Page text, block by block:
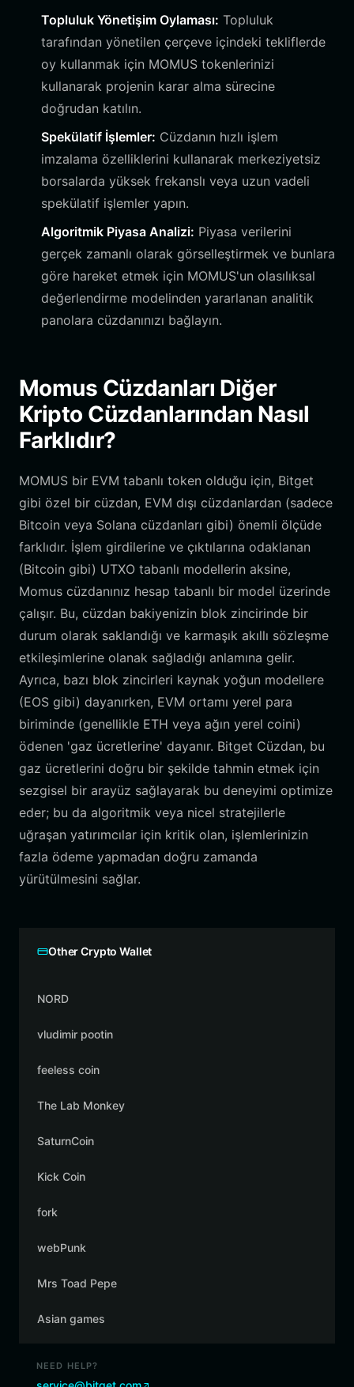
Topluluk Yönetişim Oylaması: Topluluk
tarafından yönetilen çerçeve içindeki tekliflerde
oy kullanmak için MOMUS tokenlerinizi
kullanarak projenin karar alma sürecine
doğrudan katılın.
Spekülatif İşlemler: Cüzdanın hızlı işlem
imzalama özelliklerini kullanarak merkeziyetsiz
borsalarda yüksek frekanslı veya uzun vadeli
spekülatif işlemler yapın.
Algoritmik Piyasa Analizi: Piyasa verilerini
gerçek zamanlı olarak görselleştirmek ve bunlara
göre hareket etmek için MOMUS'un olasılıksal
değerlendirme modelinden yararlanan analitik
panolara cüzdanınızı bağlayın.
Momus Cüzdanları Diğer
Kripto Cüzdanlarından Nasıl
Farklıdır?
MOMUS bir EVM tabanlı token olduğu için, Bitget
gibi özel bir cüzdan, EVM dışı cüzdanlardan (sadece
Bitcoin veya Solana cüzdanları gibi) önemli ölçüde
farklıdır. İşlem girdilerine ve çıktılarına odaklanan
(Bitcoin gibi) UTXO tabanlı modellerin aksine,
Momus cüzdanınız hesap tabanlı bir model üzerinde
çalışır. Bu, cüzdan bakiyenizin blok zincirinde bir
durum olarak saklandığı ve karmaşık akıllı sözleşme
etkileşimlerine olanak sağladığı anlamına gelir.
Ayrıca, bazı blok zincirleri kaynak yoğun modellere
(EOS gibi) dayanırken, EVM ortamı yerel para
biriminde (genellikle ETH veya ağın yerel coini)
ödenen 'gaz ücretlerine' dayanır. Bitget Cüzdan, bu
gaz ücretlerini doğru bir şekilde tahmin etmek için
sezgisel bir arayüz sağlayarak bu deneyimi optimize
eder; bu da algoritmik veya nicel stratejilerle
uğraşan yatırımcılar için kritik olan, işlemlerinizin
fazla ödeme yapmadan doğru zamanda
yürütülmesini sağlar.
Other Crypto Wallet
NORD
vludimir pootin
feeless coin
The Lab Monkey
SaturnCoin
Kick Coin
fork
webPunk
Mrs Toad Pepe
Asian games
NEED HELP?